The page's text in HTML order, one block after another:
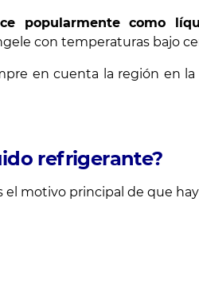
popularmente como
con temperaturas bajo
en cuenta la región en
refrigerante?
el motivo principal de que